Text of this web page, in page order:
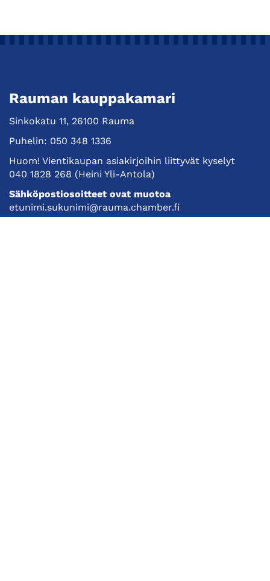
Rauman kauppakamari
Sinkokatu 11, 26100 Rauma
Puhelin: 050 348 1336
Huom! Vientikaupan asiakirjoihin liittyvät kyselyt
040 1828 268 (Heini Yli-Antola)
Sähköpostiosoitteet ovat muotoa
etunimi.sukunimi@rauma.chamber.fi